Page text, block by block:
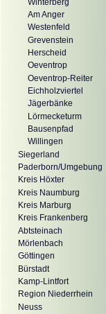
Am Anger
Westenfeld
Grevenstein
Herscheid
Oeventrop
Oeventrop-Reiter
Eichholzviertel
Jägerbänke
Lörmecketurm
Bausenpfad
Willingen
Siegerland
Paderborn/Umgebung
Kreis Höxter
Kreis Naumburg
Kreis Marburg
Kreis Frankenberg
Abtsteinach
Mörlenbach
Göttingen
Bürstadt
Kamp-Lintfort
Region Niederrhein
Neuss